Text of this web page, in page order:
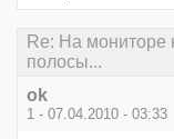
Re: На мониторе
полосы...
ok
1 - 07.04.2010 - 03:33